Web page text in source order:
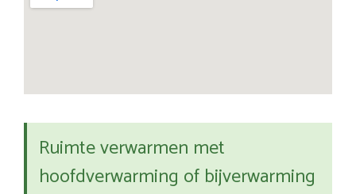
Ruimte verwarmen met
hoofdverwarming of bijverwarming